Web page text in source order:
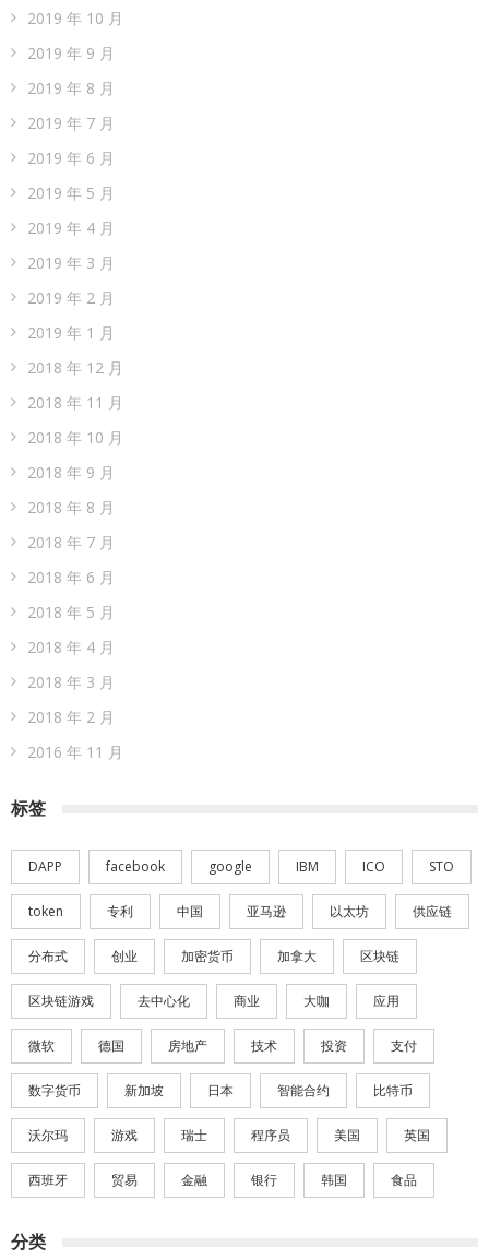
2019 年 10 月
2019 年 9 月
2019 年 8 月
2019 年 7 月
2019 年 6 月
2019 年 5 月
2019 年 4 月
2019 年 3 月
2019 年 2 月
2019 年 1 月
2018 年 12 月
2018 年 11 月
2018 年 10 月
2018 年 9 月
2018 年 8 月
2018 年 7 月
2018 年 6 月
2018 年 5 月
2018 年 4 月
2018 年 3 月
2018 年 2 月
2016 年 11 月
标签
DAPP facebook google IBM ICO STO
token 专利 中国 亚马逊 以太坊 供应链
分布式 创业 加密货币 加拿大 区块链
区块链游戏 去中心化 商业 大咖 应用
微软 德国 房地产 技术 投资 支付
数字货币 新加坡 日本 智能合约 比特币
沃尔玛 游戏 瑞士 程序员 美国 英国
西班牙 贸易 金融 银行 韩国 食品
分类